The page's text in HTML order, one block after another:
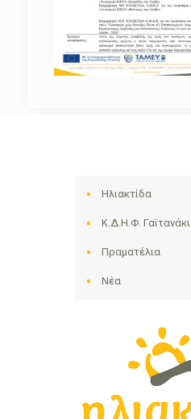
Ηλιακτίδα
Κ.Δ.Η.Φ. Γαϊτανάκι
Πραματέλια
Νέα